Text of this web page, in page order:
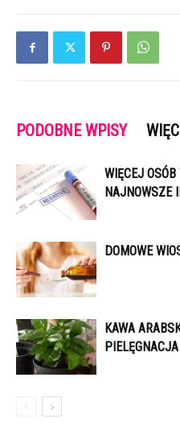
PODOBNE WPISY
WIĘCEJ
NAJNOWSZE
DOMOWE
KAWA